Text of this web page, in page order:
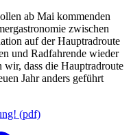
ab Mai kommenden
zwischen
auf der Hauptradroute
und Radfahrende wieder
wir, dass die Hauptradroute
Jahr anders geführt
(pdf)